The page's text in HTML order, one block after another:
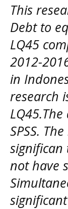
This
Debt to
LQ45
2012-
in
research
SPSS.
significan
not have